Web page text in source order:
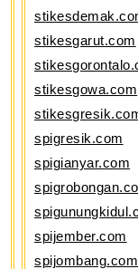
stikesgarut.com
stikesgowa.com
spigresik.com
spigianyar.com
spijember.com
spijombang.com